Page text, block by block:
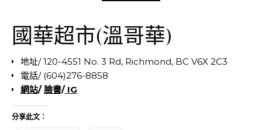
國華超市(溫哥華)
地址/ 120-4551 No. 3 Rd, Richmond, BC V6X 2C3
電話/ (604)276-8858
網站/ 臉書/ IG
分享此文：